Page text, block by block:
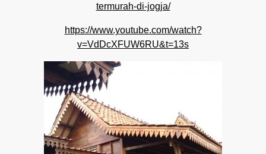
termurah-di-jogja/
https://www.youtube.com/watch?
v=VdDcXFUW6RU&t=13s